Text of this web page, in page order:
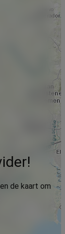
de kaart om